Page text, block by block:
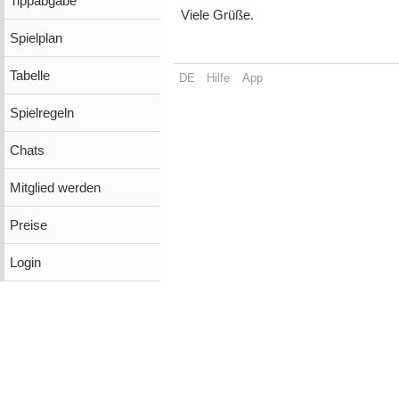
Spielplan
Tabelle
Spielregeln
Chats
Mitglied werden
Preise
Login
Viele Grüße.
DE Hilfe App